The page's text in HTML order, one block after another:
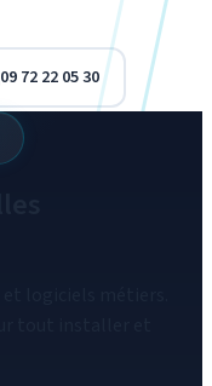
09 72 22 05 30